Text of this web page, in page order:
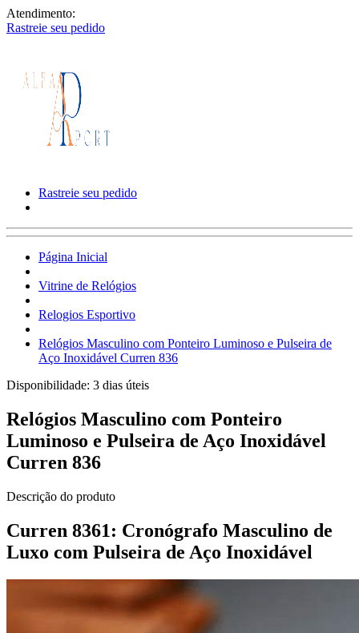
Atendimento:
Rastreie seu pedido
Rastreie seu pedido
Página Inicial
Vitrine de Relógios
Relogios Esportivo
Relógios Masculino com Ponteiro Luminoso e Pulseira de
Aço Inoxidável Curren 836
Disponibilidade: 3 dias úteis
Relógios Masculino com Ponteiro
Luminoso e Pulseira de Aço Inoxidável
Curren 836
Descrição do produto
Curren 8361: Cronógrafo Masculino de
Luxo com Pulseira de Aço Inoxidável